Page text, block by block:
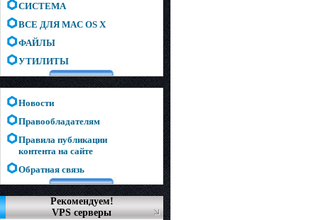
СИСТЕМА
ВСЕ ДЛЯ MAC OS X
ФАЙЛЫ
УТИЛИТЫ
Новости
Правообладателям
Правила публикации
контента на сайте
Обратная связь
Рекомендуем!
VPS серверы